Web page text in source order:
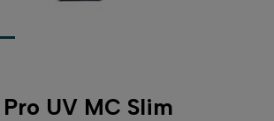
UV MC Slim